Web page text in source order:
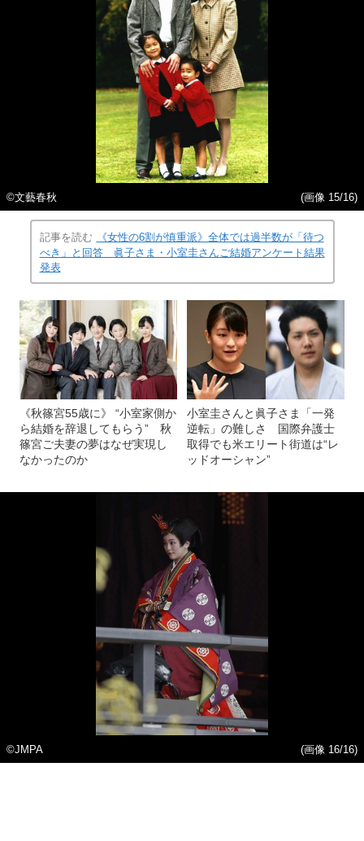
©文藝春秋 (画像 15/16)
記事を読む
《女性の6割が慎重派》全体では過半数が「待つ
べき」と回答 眞子さま・小室圭さんご結婚アンケート結果
発表
《秋篠宮55歳に》 “小室家側か
ら結婚を辞退してもらう” 秋
篠宮ご夫妻の夢はなぜ実現し
なかったのか
小室圭さんと眞子さま「一発
逆転」の難しさ 国際弁護士
取得でも米エリート街道は“レ
ッドオーシャン”
©JMPA (画像 16/16)